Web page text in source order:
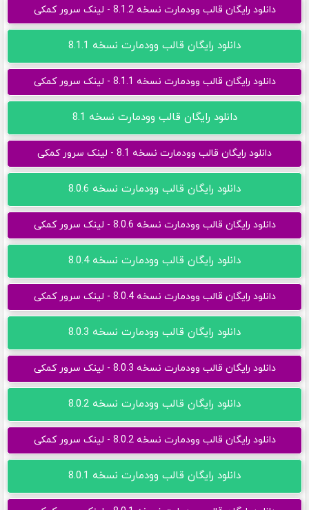
دانلود رایگان قالب وودمارت نسخه 8.1.2 - لینک سرور کمکی
دانلود رایگان قالب وودمارت نسخه 8.1.1
دانلود رایگان قالب وودمارت نسخه 8.1.1 - لینک سرور کمکی
دانلود رایگان قالب وودمارت نسخه 8.1
دانلود رایگان قالب وودمارت نسخه 8.1 - لینک سرور کمکی
دانلود رایگان قالب وودمارت نسخه 8.0.6
دانلود رایگان قالب وودمارت نسخه 8.0.6 - لینک سرور کمکی
دانلود رایگان قالب وودمارت نسخه 8.0.4
دانلود رایگان قالب وودمارت نسخه 8.0.4 - لینک سرور کمکی
دانلود رایگان قالب وودمارت نسخه 8.0.3
دانلود رایگان قالب وودمارت نسخه 8.0.3 - لینک سرور کمکی
دانلود رایگان قالب وودمارت نسخه 8.0.2
دانلود رایگان قالب وودمارت نسخه 8.0.2 - لینک سرور کمکی
دانلود رایگان قالب وودمارت نسخه 8.0.1